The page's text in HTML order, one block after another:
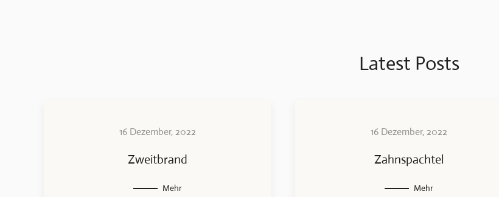
Latest Posts
16 Dezember, 2022
Zweitbrand
Mehr
16 Dezember, 2022
Zahnspachtel
Mehr